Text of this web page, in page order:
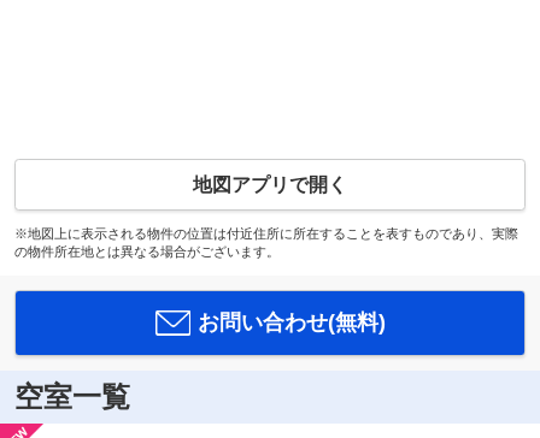
地図アプリで開く
※地図上に表示される物件の位置は付近住所に所在することを表すものであり、実際
の物件所在地とは異なる場合がございます。
お問い合わせ(無料)
空室一覧